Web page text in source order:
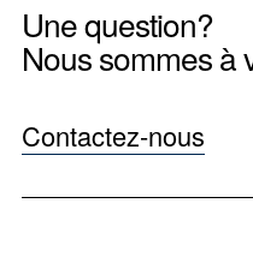
Une question?
Nous sommes à
Contactez-nous